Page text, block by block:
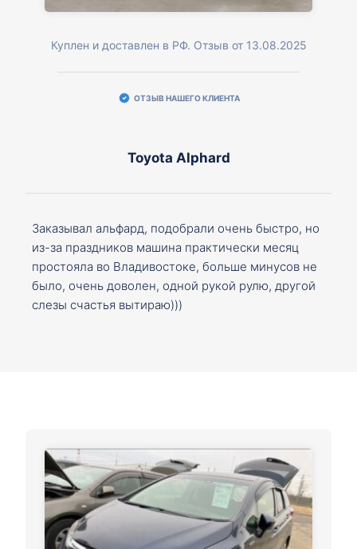
Куплен и доставлен в РФ. Отзыв от 13.08.2025
ОТЗЫВ НАШЕГО КЛИЕНТА
Toyota Alphard
Заказывал альфард, подобрали очень быстро, но
из-за праздников машина практически месяц
простояла во Владивостоке, больше минусов не
было, очень доволен, одной рукой рулю, другой
слезы счастья вытираю)))